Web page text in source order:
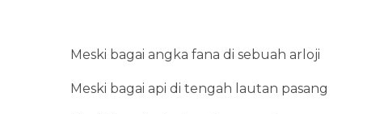
Meski bagai angka fana di sebuah arloji
Meski bagai api di tengah lautan pasang